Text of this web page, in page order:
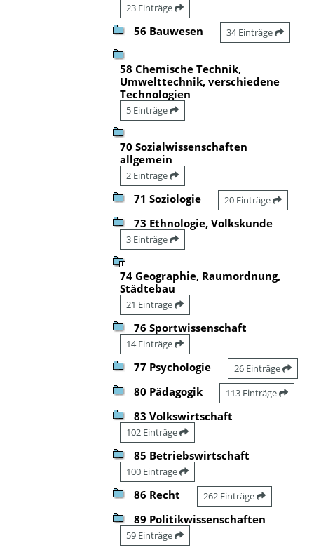
23 Einträge
56 Bauwesen 34 Einträge
58 Chemische Technik,
Umwelttechnik, verschiedene
Technologien
5 Einträge
70 Sozialwissenschaften
allgemein
2 Einträge
71 Soziologie 20 Einträge
73 Ethnologie, Volkskunde
3 Einträge
74 Geographie, Raumordnung,
Städtebau
21 Einträge
76 Sportwissenschaft
14 Einträge
77 Psychologie 26 Einträge
80 Pädagogik 113 Einträge
83 Volkswirtschaft
102 Einträge
85 Betriebswirtschaft
100 Einträge
86 Recht 262 Einträge
89 Politikwissenschaften
59 Einträge